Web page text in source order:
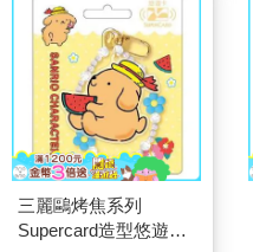
三麗鷗烤焦系列
Supercard造型悠遊卡-